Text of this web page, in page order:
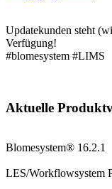
Updatekunden steht
Verfügung!
#blomesystem #LIMS
Aktuelle
Blomesystem® 16.2.1
LES/Workflowsystem